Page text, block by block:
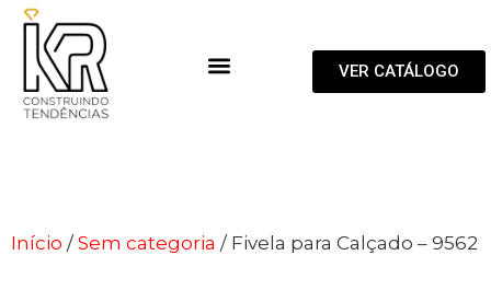
VER CATÁLOGO
Início /Sem categoria / Fivela para Calçado – 9562